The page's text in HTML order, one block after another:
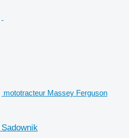
mototracteur Massey Ferguson